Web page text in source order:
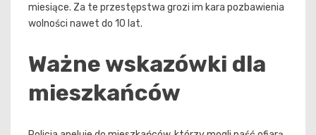
miesiące. Za te przestępstwa grozi im kara pozbawienia
wolności nawet do 10 lat.
Ważne wskazówki dla
mieszkańców